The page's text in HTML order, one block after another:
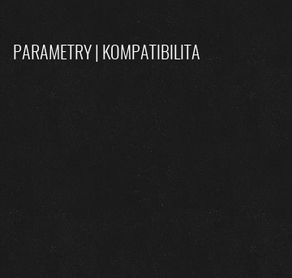
PARAMETRY | KOMPATIBILITA